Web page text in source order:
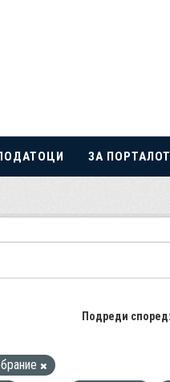
ЗА ПОРТАЛОТ
Подреди според